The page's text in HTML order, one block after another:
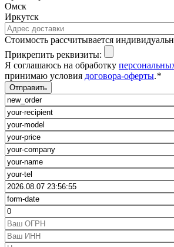
Омск
Иркутск
Cтоимость рассчитывается
Прикрепить реквизиты:
Я соглашаюсь на обработку
принимаю условия договора-оферты.*